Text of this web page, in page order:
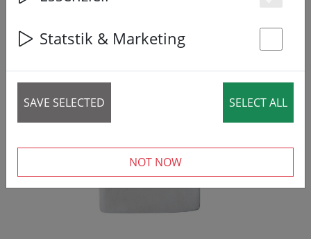
Statstik & Marketing
SAVE SELECTED SELECT ALL
NOT NOW